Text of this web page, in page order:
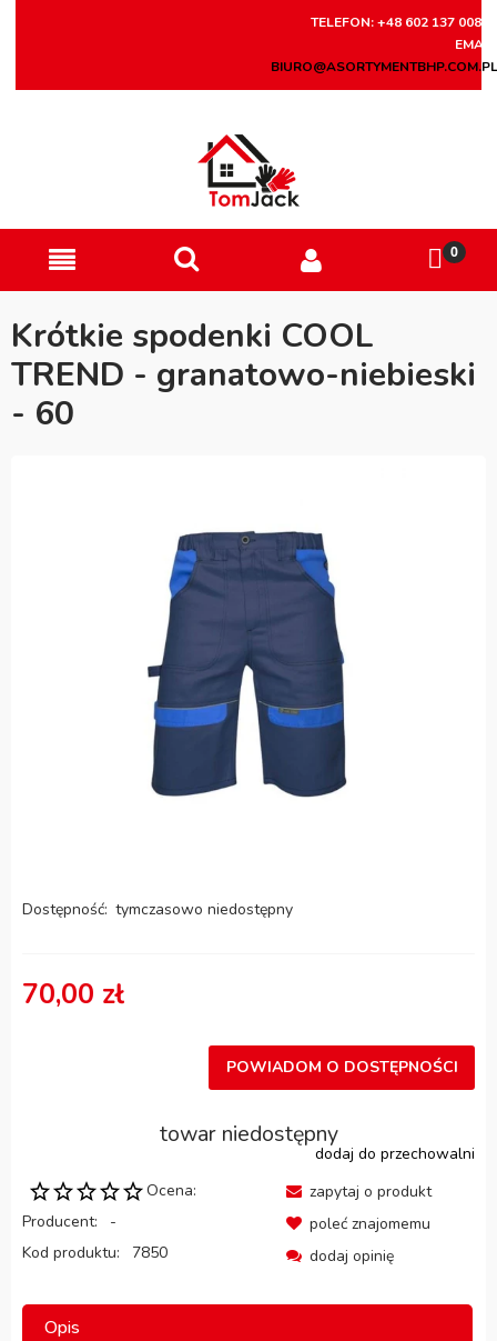
TELEFON: +48 602 137 008
EMAIL:
BIURO@ASORTYMENTBHP.COM.PL
Krótkie spodenki COOL
TREND - granatowo-niebieski
- 60
Dostępność: tymczasowo niedostępny
70,00 zł
POWIADOM O DOSTĘPNOŚCI
towar niedostępny
dodaj do przechowalni
Ocena:
Producent:
-
Kod produktu:
7850
zapytaj o produkt
poleć znajomemu
dodaj opinię
Opis